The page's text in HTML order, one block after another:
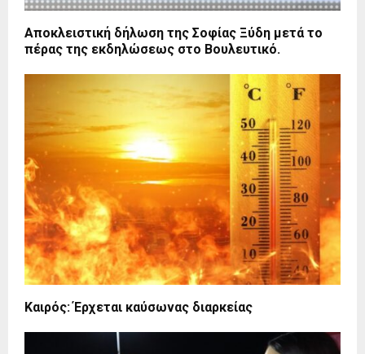
Αποκλειστική δήλωση της Σοφίας Ξύδη μετά το
πέρας της εκδηλώσεως στο Βουλευτικό.
Καιρός: Έρχεται καύσωνας διαρκείας